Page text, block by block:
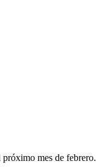
próximo mes de febrero.